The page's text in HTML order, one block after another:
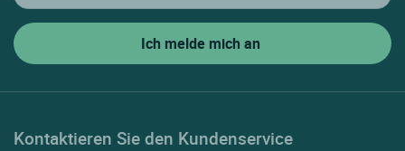
Kontaktieren Sie den Kundenservice